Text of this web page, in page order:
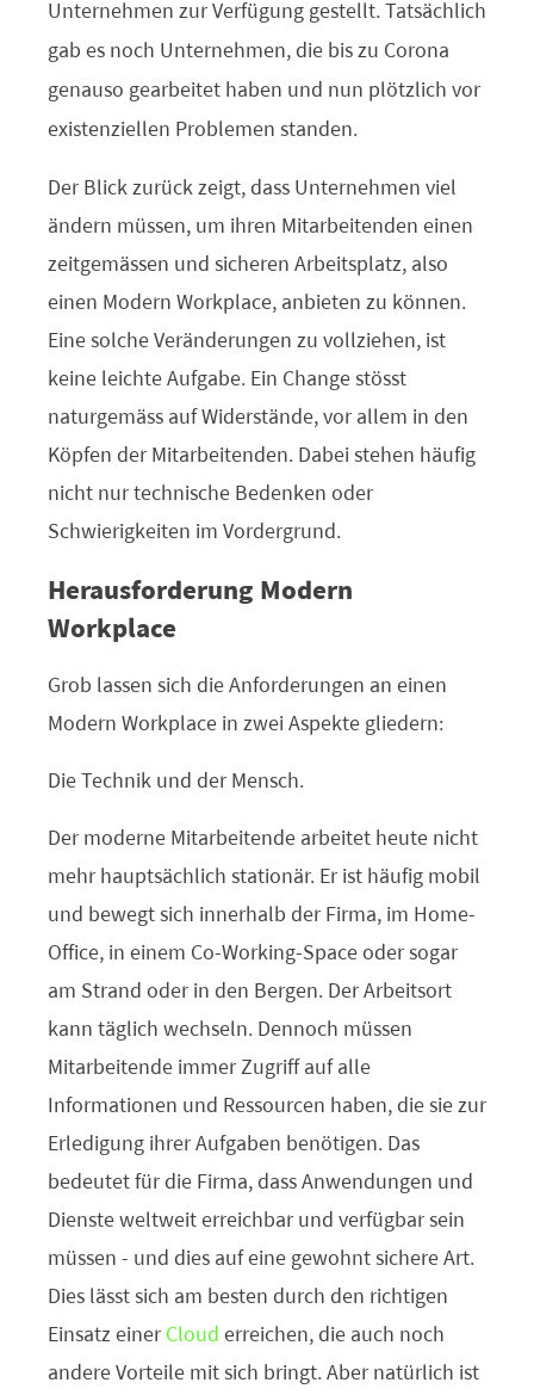
Unternehmen zur Verfügung gestellt. Tatsächlich
gab es noch Unternehmen, die bis zu Corona
genauso gearbeitet haben und nun plötzlich vor
existenziellen Problemen standen.
Der Blick zurück zeigt, dass Unternehmen viel
ändern müssen, um ihren Mitarbeitenden einen
zeitgemässen und sicheren Arbeitsplatz, also
einen Modern Workplace, anbieten zu können.
Eine solche Veränderungen zu vollziehen, ist
keine leichte Aufgabe. Ein Change stösst
naturgemäss auf Widerstände, vor allem in den
Köpfen der Mitarbeitenden. Dabei stehen häufig
nicht nur technische Bedenken oder
Schwierigkeiten im Vordergrund.
Herausforderung Modern
Workplace
Grob lassen sich die Anforderungen an einen
Modern Workplace in zwei Aspekte gliedern:
Die Technik und der Mensch.
Der moderne Mitarbeitende arbeitet heute nicht
mehr hauptsächlich stationär. Er ist häufig mobil
und bewegt sich innerhalb der Firma, im Home-
Office, in einem Co-Working-Space oder sogar
am Strand oder in den Bergen. Der Arbeitsort
kann täglich wechseln. Dennoch müssen
Mitarbeitende immer Zugriff auf alle
Informationen und Ressourcen haben, die sie zur
Erledigung ihrer Aufgaben benötigen. Das
bedeutet für die Firma, dass Anwendungen und
Dienste weltweit erreichbar und verfügbar sein
müssen - und dies auf eine gewohnt sichere Art.
Dies lässt sich am besten durch den richtigen
Einsatz einer Cloud erreichen, die auch noch
andere Vorteile mit sich bringt. Aber natürlich ist